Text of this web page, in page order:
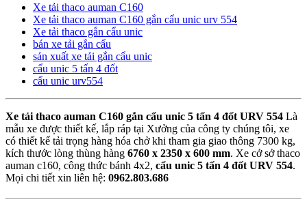
Xe tải thaco auman C160
Xe tải thaco auman C160 gắn cẩu unic urv 554
Xe tải thaco gắn cẩu unic
bán xe tải gắn cẩu
sản xuất xe tải gắn cẩu unic
cẩu unic 5 tấn 4 đốt
cẩu unic urv554
Xe tải thaco auman C160 gắn cẩu unic 5 tấn 4 đốt URV 554 Là
mẫu xe được thiết kế, lắp ráp tại Xưởng của công ty chúng tôi, xe
có thiết kế tải trọng hàng hóa chở khi tham gia giao thông 7300 kg,
kích thước lòng thùng hàng 6760 x 2350 x 600 mm. Xe cở sở thaco
auman c160, công thức bánh 4x2, cẩu unic 5 tấn 4 đốt URV 554.
Mọi chi tiết xin liên hệ: 0962.803.686